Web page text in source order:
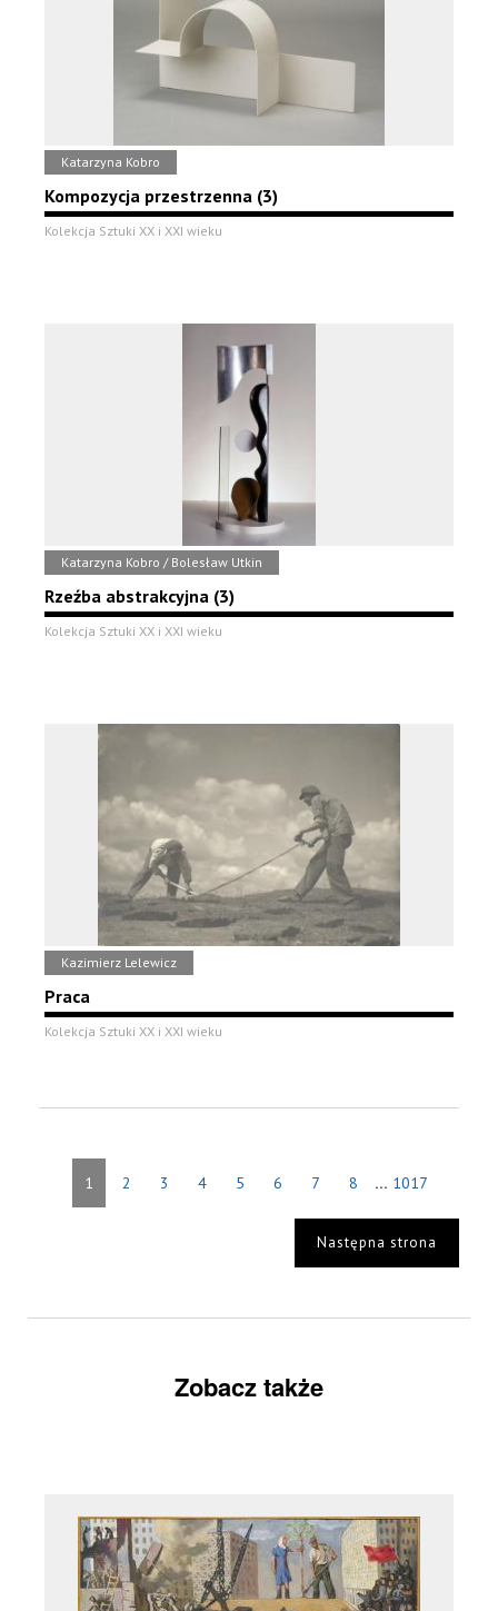
Katarzyna Kobro
Kompozycja przestrzenna (3)
Kolekcja Sztuki XX i XXI wieku
Katarzyna Kobro / Bolesław Utkin
Rzeźba abstrakcyjna (3)
Kolekcja Sztuki XX i XXI wieku
Kazimierz Lelewicz
Praca
Kolekcja Sztuki XX i XXI wieku
1 2 3 4 5 6 7 8 ... 1017
Następna strona
Zobacz także